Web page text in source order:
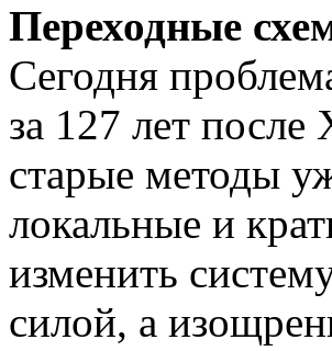
Переходные
Сегодня
за 127 лет
старые методы
локальные и
изменить
силой, а